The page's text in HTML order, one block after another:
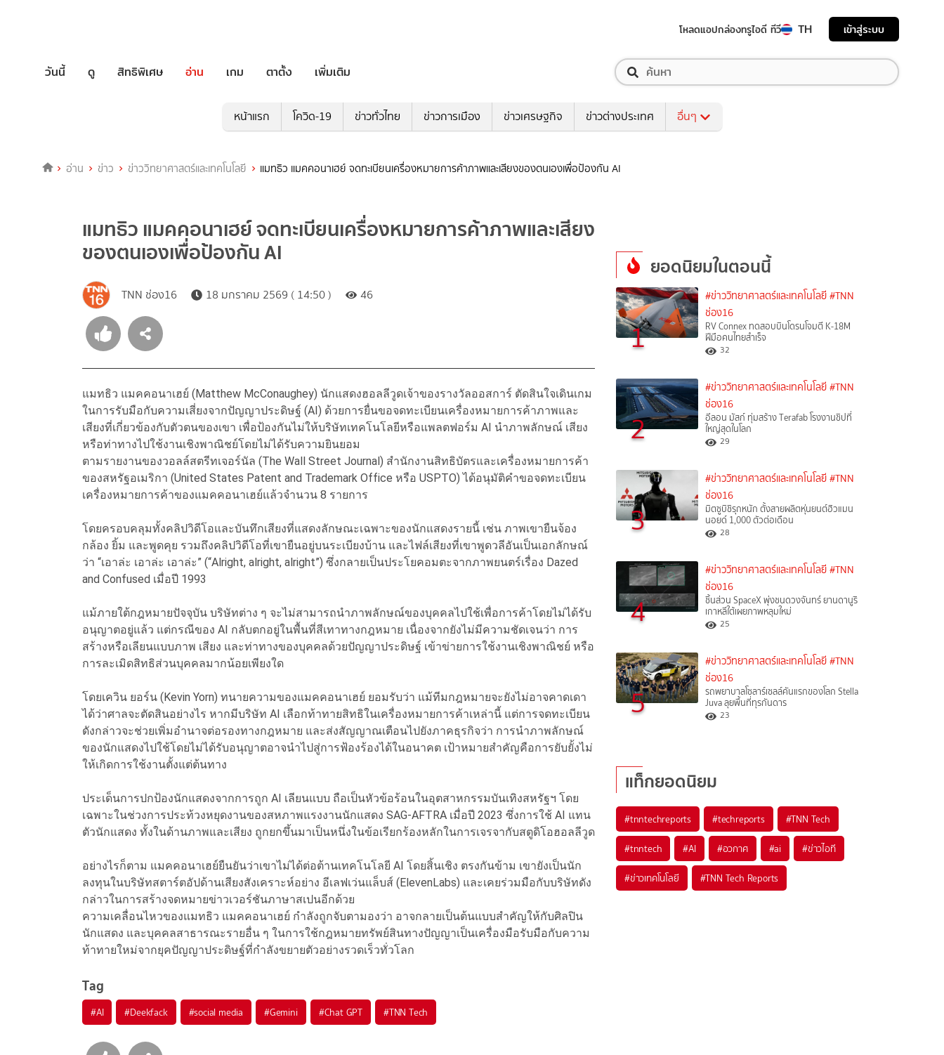
โหลดแอปกล่องทรูไอดี ทีวี TH เข้าสู่ระบบ
วันนี้ ดู สิทธิพิเศษ อ่าน เกม ตาตั้ง เพิ่มเติม
หน้าแรก โควิด-19 ข่าวทั่วไทย ข่าวการเมือง ข่าวเศรษฐกิจ ข่าวต่างประเทศ อื่นๆ
อ่าน ข่าว ข่าววิทยาศาสตร์และเทคโนโลยี แมทธิว แมคคอนาเฮย์ จดทะเบียนเครื่องหมายการค้าภาพและเสียงของตนเองเพื่อป้องกัน AI
แมทธิว แมคคอนาเฮย์ จดทะเบียนเครื่องหมายการค้าภาพและเสียง
ของตนเองเพื่อป้องกัน AI
TNN ช่อง16 18 มกราคม 2569 ( 14:50 ) 46
แมทธิว แมคคอนาเฮย์ (Matthew McConaughey) นักแสดงฮอลลีวูดเจ้าของรางวัลออสการ์ ตัดสินใจเดินเกม
ในการรับมือกับความเสี่ยงจากปัญญาประดิษฐ์ (AI) ด้วยการยื่นขอจดทะเบียนเครื่องหมายการค้าภาพและ
เสียงที่เกี่ยวข้องกับตัวตนของเขา เพื่อป้องกันไม่ให้บริษัทเทคโนโลยีหรือแพลตฟอร์ม AI นำภาพลักษณ์ เสียง
หรือท่าทางไปใช้งานเชิงพาณิชย์โดยไม่ได้รับความยินยอม
ตามรายงานของวอลล์สตรีทเจอร์นัล (The Wall Street Journal) สำนักงานสิทธิบัตรและเครื่องหมายการค้า
ของสหรัฐอเมริกา (United States Patent and Trademark Office หรือ USPTO) ได้อนุมัติคำขอจดทะเบียน
เครื่องหมายการค้าของแมคคอนาเฮย์แล้วจำนวน 8 รายการ
โดยครอบคลุมทั้งคลิปวิดีโอและบันทึกเสียงที่แสดงลักษณะเฉพาะของนักแสดงรายนี้ เช่น ภาพเขายืนจ้อง
กล้อง ยิ้ม และพูดคุย รวมถึงคลิปวิดีโอที่เขายืนอยู่บนระเบียงบ้าน และไฟล์เสียงที่เขาพูดวลีอันเป็นเอกลักษณ์
ว่า “เอาล่ะ เอาล่ะ เอาล่ะ” (“Alright, alright, alright”) ซึ่งกลายเป็นประโยคอมตะจากภาพยนตร์เรื่อง Dazed
and Confused เมื่อปี 1993
แม้ภายใต้กฎหมายปัจจุบัน บริษัทต่าง ๆ จะไม่สามารถนำภาพลักษณ์ของบุคคลไปใช้เพื่อการค้าโดยไม่ได้รับ
อนุญาตอยู่แล้ว แต่กรณีของ AI กลับตกอยู่ในพื้นที่สีเทาทางกฎหมาย เนื่องจากยังไม่มีความชัดเจนว่า การ
สร้างหรือเลียนแบบภาพ เสียง และท่าทางของบุคคลด้วยปัญญาประดิษฐ์ เข้าข่ายการใช้งานเชิงพาณิชย์ หรือ
การละเมิดสิทธิส่วนบุคคลมากน้อยเพียงใด
โดยเควิน ยอร์น (Kevin Yorn) ทนายความของแมคคอนาเฮย์ ยอมรับว่า แม้ทีมกฎหมายจะยังไม่อาจคาดเดา
ได้ว่าศาลจะตัดสินอย่างไร หากมีบริษัท AI เลือกท้าทายสิทธิในเครื่องหมายการค้าเหล่านี้ แต่การจดทะเบียน
ดังกล่าวจะช่วยเพิ่มอำนาจต่อรองทางกฎหมาย และส่งสัญญาณเตือนไปยังภาคธุรกิจว่า การนำภาพลักษณ์
ของนักแสดงไปใช้โดยไม่ได้รับอนุญาตอาจนำไปสู่การฟ้องร้องได้ในอนาคต เป้าหมายสำคัญคือการยับยั้งไม่
ให้เกิดการใช้งานตั้งแต่ต้นทาง
ประเด็นการปกป้องนักแสดงจากการถูก AI เลียนแบบ ถือเป็นหัวข้อร้อนในอุตสาหกรรมบันเทิงสหรัฐฯ โดย
เฉพาะในช่วงการประท้วงหยุดงานของสหภาพแรงงานนักแสดง SAG-AFTRA เมื่อปี 2023 ซึ่งการใช้ AI แทน
ตัวนักแสดง ทั้งในด้านภาพและเสียง ถูกยกขึ้นมาเป็นหนึ่งในข้อเรียกร้องหลักในการเจรจากับสตูดิโอฮอลลีวูด
อย่างไรก็ตาม แมคคอนาเฮย์ยืนยันว่าเขาไม่ได้ต่อต้านเทคโนโลยี AI โดยสิ้นเชิง ตรงกันข้าม เขายังเป็นนัก
ลงทุนในบริษัทสตาร์ตอัปด้านเสียงสังเคราะห์อย่าง อีเลฟเว่นแล็บส์ (ElevenLabs) และเคยร่วมมือกับบริษัทดัง
กล่าวในการสร้างจดหมายข่าวเวอร์ชันภาษาสเปนอีกด้วย
ความเคลื่อนไหวของแมทธิว แมคคอนาเฮย์ กำลังถูกจับตามองว่า อาจกลายเป็นต้นแบบสำคัญให้กับศิลปิน
นักแสดง และบุคคลสาธารณะรายอื่น ๆ ในการใช้กฎหมายทรัพย์สินทางปัญญาเป็นเครื่องมือรับมือกับความ
ท้าทายใหม่จากยุคปัญญาประดิษฐ์ที่กำลังขยายตัวอย่างรวดเร็วทั่วโลก
Tag
#AI #Deekfack #social media #Gemini #Chat GPT #TNN Tech
ยอดนิยมในตอนนี้
1
#ข่าววิทยาศาสตร์และเทคโนโลยี #TNN
ช่อง16
RV Connex ทดสอบบินโดรนโจมตี K-18M
ฝีมือคนไทยสำเร็จ
32
2
#ข่าววิทยาศาสตร์และเทคโนโลยี #TNN
ช่อง16
อีลอน มัสก์ ทุ่มสร้าง Terafab โรงงานชิปที่
ใหญ่สุดในโลก
29
3
#ข่าววิทยาศาสตร์และเทคโนโลยี #TNN
ช่อง16
มิตซูบิชิรุกหนัก ตั้งสายผลิตหุ่นยนต์ฮิวแมน
นอยด์ 1,000 ตัวต่อเดือน
28
4
#ข่าววิทยาศาสตร์และเทคโนโลยี #TNN
ช่อง16
ชิ้นส่วน SpaceX พุ่งชนดวงจันทร์ ยานดานูริ
เกาหลีใต้เผยภาพหลุมใหม่
25
5
#ข่าววิทยาศาสตร์และเทคโนโลยี #TNN
ช่อง16
รถพยาบาลโซลาร์เซลล์คันแรกของโลก Stella
Juva ลุยพื้นที่ทุรกันดาร
23
แท็กยอดนิยม
#tnntechreports #techreports #TNN Tech
#tnntech #AI #อวกาศ #ai #ข่าวไอที
#ข่าวเทคโนโลยี #TNN Tech Reports